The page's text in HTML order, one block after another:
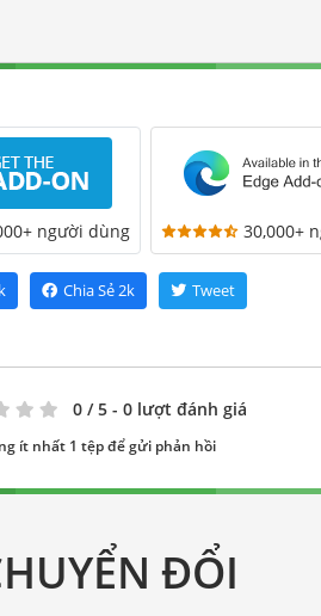
người dùng 30,000+
Chia Sẻ2k Tweet
0 / 5 - 0 lượt đánh giá
ít nhất 1 tệp để gửi phản hồi
ĐỔI